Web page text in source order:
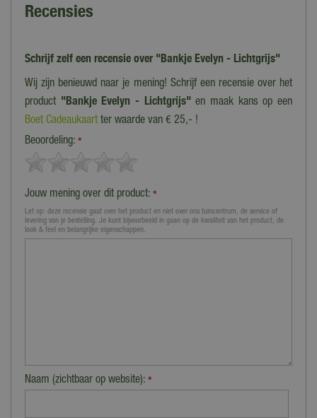
Recensies
Schrijf zelf een recensie over "Bankje Evelyn - Lichtgrijs"
Wij zijn benieuwd naar je mening! Schrijf een recensie over het
product "Bankje Evelyn - Lichtgrijs"en maak kans op een
Boet Cadeaukaart ter waarde van € 25,- !
Beoordeling: *
Jouw mening over dit product: *
Let op: deze recensie gaat over het product en niet over ons tuincentrum, de service of
levering van je bestelling. Je kunt bijvoorbeeld in gaan op de kwaliteit van het product, de
look & feel en belangrijke eigenschappen.
Naam (zichtbaar op website): *